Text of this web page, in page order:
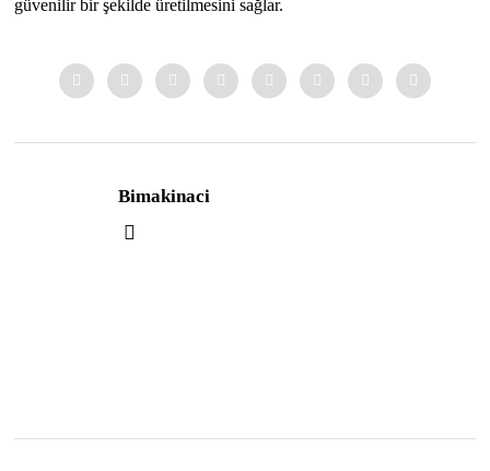
güvenilir bir şekilde üretilmesini sağlar.
Bimakinaci